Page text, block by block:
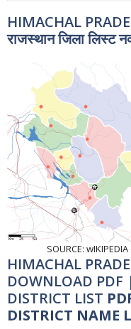
HIMACHAL
राजस्थान जिला लिस्ट
SOURCE:
HIMACHAL
DOWNLOAD PDF
DISTRICT LIST
DISTRICT NAME